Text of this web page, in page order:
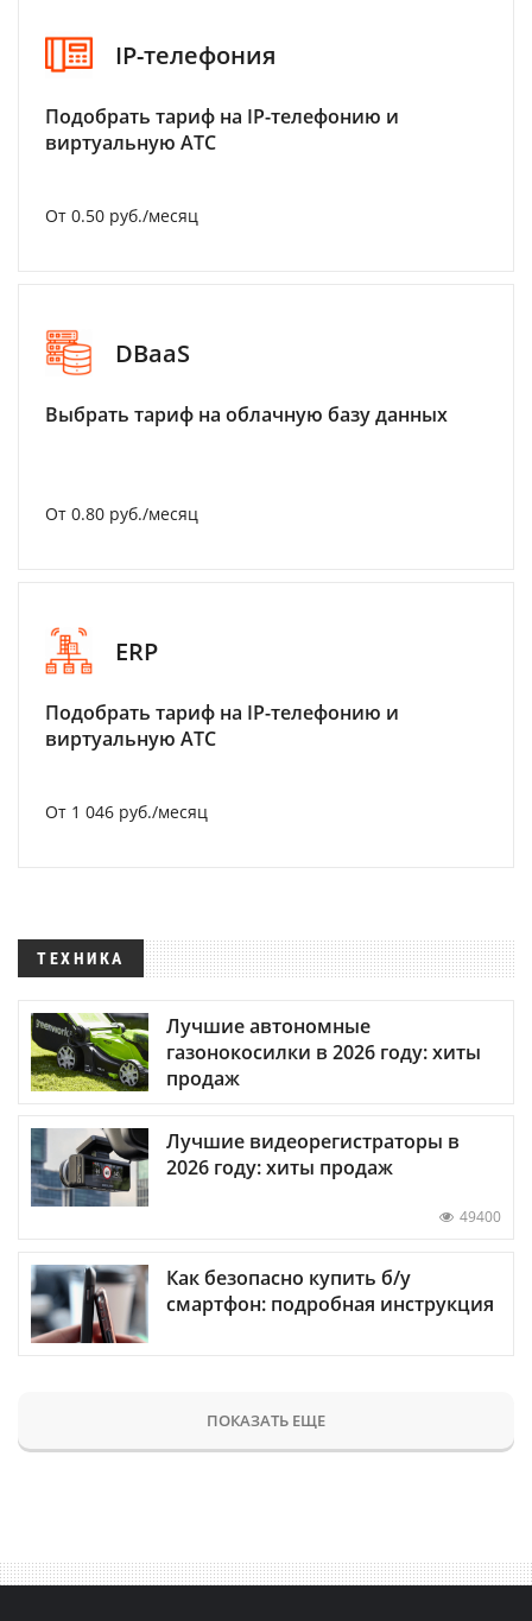
IP-телефония
Подобрать тариф на IP-телефонию и
виртуальную АТС
От 0.50 руб./месяц
DBaaS
Выбрать тариф на облачную базу данных
От 0.80 руб./месяц
ERP
Подобрать тариф на IP-телефонию и
виртуальную АТС
От 1 046 руб./месяц
ТЕХНИКА
Лучшие автономные
газонокосилки в 2026 году: хиты
продаж
Лучшие видеорегистраторы в
2026 году: хиты продаж
49400
Как безопасно купить б/у
смартфон: подробная инструкция
ПОКАЗАТЬ ЕЩЕ